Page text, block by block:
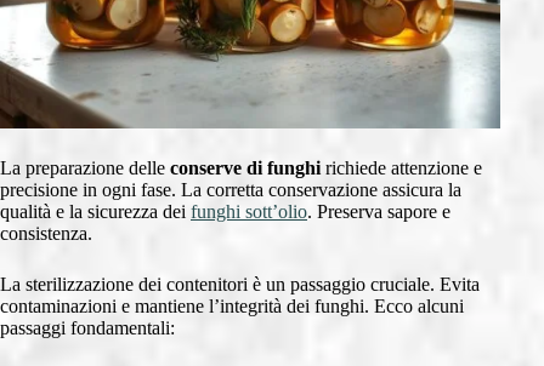
La preparazione delle conserve di funghi richiede attenzione e
precisione in ogni fase. La corretta conservazione assicura la
qualità e la sicurezza dei funghi sott’olio. Preserva sapore e
consistenza.
La sterilizzazione dei contenitori è un passaggio cruciale. Evita
contaminazioni e mantiene l’integrità dei funghi. Ecco alcuni
passaggi fondamentali: